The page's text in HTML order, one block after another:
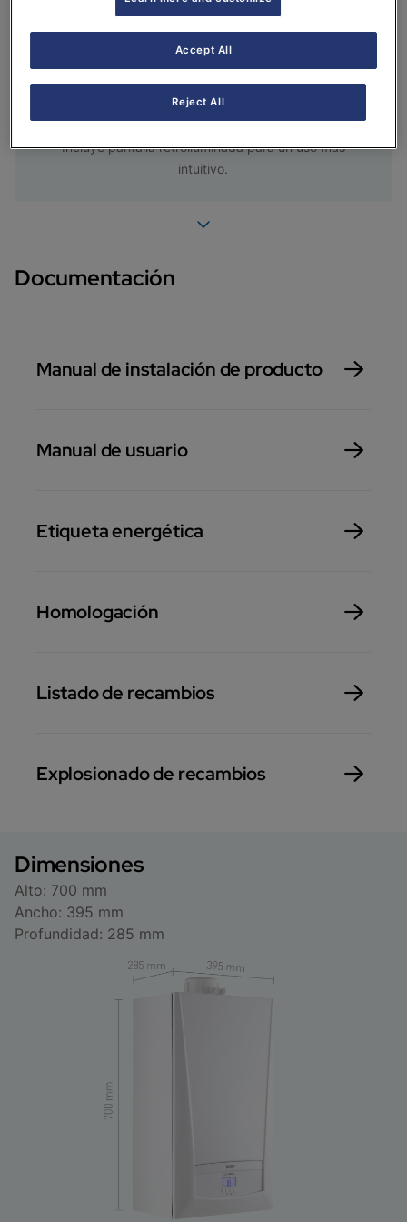
Gran potencia disponible
Hasta 28 kW en ACS (mixta instantánea).
Cuadro de control digital
Incluye pantalla retroiluminada para un uso más
intuitivo.
Documentación
Manual de instalación de producto
Manual de usuario
Etiqueta energética
Homologación
Listado de recambios
Explosionado de recambios
Dimensiones
Alto: 700 mm
Ancho: 395 mm
Profundidad: 285 mm
Reject All
Accept All